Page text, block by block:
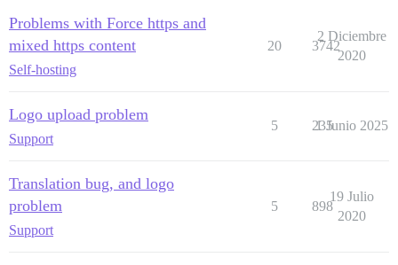
Problems with Force https and
mixed https content
Self-hosting
20 3742
2 Diciembre
2020
Logo upload problem
Support
5 235
1 Junio 2025
Translation bug, and logo
problem
Support
5 898
19 Julio
2020